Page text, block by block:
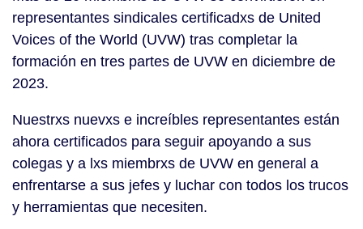
representantes sindicales certificadxs de United
Voices of the World (UVW) tras completar la
formación en tres partes de UVW en diciembre de
2023.
Nuestrxs nuevxs e increíbles representantes están
ahora certificados para seguir apoyando a sus
colegas y a lxs miembrxs de UVW en general a
enfrentarse a sus jefes y luchar con todos los trucos
y herramientas que necesiten.